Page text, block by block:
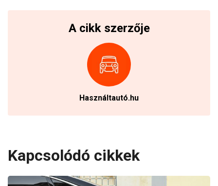
A cikk szerzője
Használtautó.hu
Kapcsolódó cikkek